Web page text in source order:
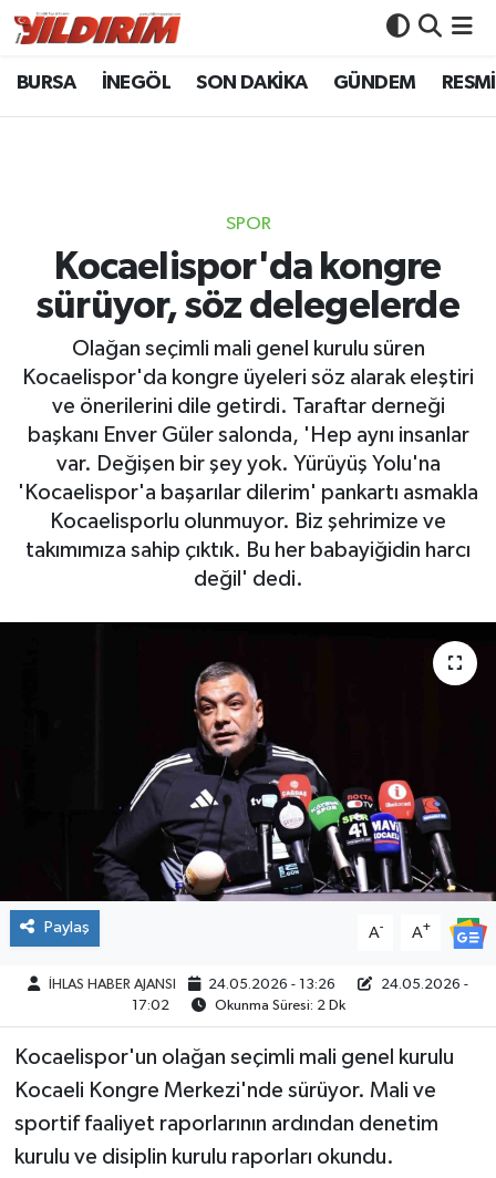
BURSA İNEGÖL SON DAKİKA GÜNDEM
SPOR
Kocaelispor'da kongre
sürüyor, söz delegelerde
Olağan seçimli mali genel kurulu süren
Kocaelispor'da kongre üyeleri söz alarak eleştiri
ve önerilerini dile getirdi. Taraftar derneği
başkanı Enver Güler salonda, 'Hep aynı insanlar
var. Değişen bir şey yok. Yürüyüş Yolu'na
'Kocaelispor'a başarılar dilerim' pankartı asmakla
Kocaelisporlu olunmuyor. Biz şehrimize ve
takımımıza sahip çıktık. Bu her babayiğidin harcı
değil' dedi.
Paylaş A- A+
İHLAS HABER AJANSI 24.05.2026 - 13:26
24.05.2026 -
17:02
Okunma Süresi: 2 Dk
Kocaelispor'un olağan seçimli mali genel kurulu
Kocaeli Kongre Merkezi'nde sürüyor. Mali ve
sportif faaliyet raporlarının ardından denetim
kurulu ve disiplin kurulu raporları okundu.
BURSA
GÜNDEM
RESMİ İLANLAR
KÖŞE YAZILARI
SİYASET
YAŞAM
Bursa Nöbetçi Eczaneler
Bursa Trafik Yoğunluk Haritası
Süper Lig Puan Durumu ve Fikstür
Tüm Manşetler
Son Dakika Haberleri
Haber Arşivi